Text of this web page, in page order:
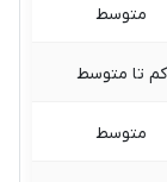
متوسط
کم تا متوسط
متوسط